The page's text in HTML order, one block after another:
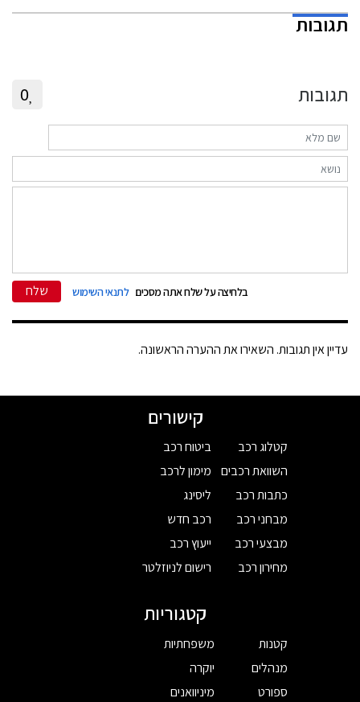
תגובות
תגובות 0
בלחיצה על שלח אתה מסכים לתנאי השימוש שלח
עדיין אין תגובות. השאירו את ההערה הראשונה.
קישורים
קטלוג רכב
השוואת רכבים
כתבות רכב
מבחני רכב
מבצעי רכב
מחירון רכב
ביטוח רכב
מימון לרכב
ליסינג
רכב חדש
ייעוץ רכב
רישום לניוזלטר
קטגוריות
קטנות
מנהלים
ספורט
משפחתיות
יוקרה
מיניוואנים